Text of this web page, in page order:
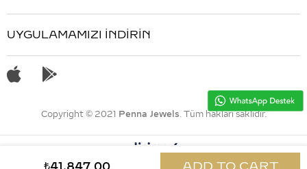
UYGULAMAMIZI İNDİRİN
Copyright © 2021 Penna Jewels . Tüm hakları saklıdır.
₺41.847,00